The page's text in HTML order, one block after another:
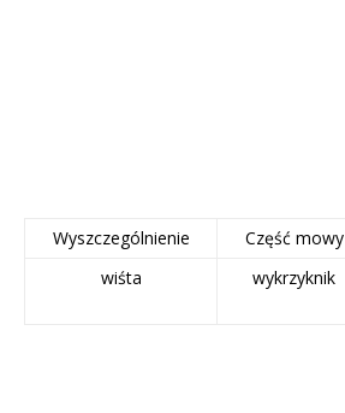
Wyszczególnienie Część mowy
wiśta
wykrzyknik